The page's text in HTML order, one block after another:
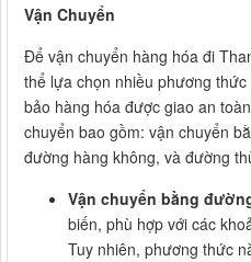
Vận Chuyển
Để vận chuyển hàng hóa đi
thể lựa chọn nhiều phương
bảo hàng hóa được giao an
chuyển bao gồm: vận chuyển
đường hàng không, và đường
Vận chuyển bằng
biến, phù hợp với các
Tuy nhiên, phương thức